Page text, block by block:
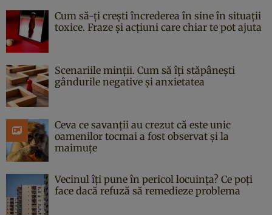
Cum să-ți crești încrederea în sine în situații
toxice. Fraze și acțiuni care chiar te pot ajuta
Scenariile minții. Cum să îți stăpânești
gândurile negative și anxietatea
Ceva ce savanții au crezut că este unic
oamenilor tocmai a fost observat și la
maimuțe
Vecinul îți pune în pericol locuința? Ce poți
face dacă refuză să remedieze problema